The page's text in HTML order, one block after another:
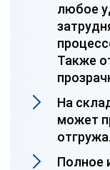
любое
Также
На
может
Полное